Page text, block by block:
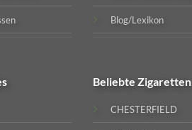
Blog/Lexikon
Beliebte Zigaretten
CHESTERFIELD